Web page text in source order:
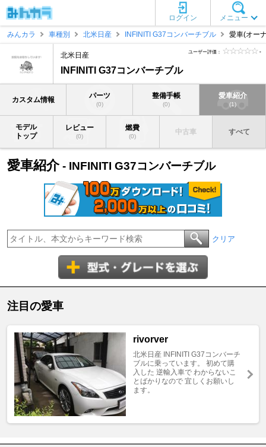
メニュー
ログイン
みんカラ
車種別 北米日産 INFINITI G37コンバーチブル 愛車(オー
北米日産
INFINITI G37コンバーチブル
ユーザー評価： -
カスタム情報 パーツ
(0)
整備手帳
(0)
愛車紹介
(1)
モデル
トップ
レビュー
(0)
燃費
(0)
中古車 すべて
愛車紹介- INFINITI G37コンバーチブル
クリア
注目の愛車
rivorver
北米日産 INFINITI G37コンバーチ
ブルに乗っています。 初めて購
入した 逆輸入車で わからないこ
とばかりなので 宜しくお願いし
ます。